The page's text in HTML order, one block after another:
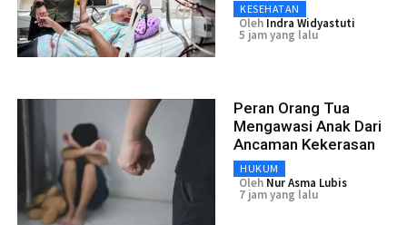
KESEHATAN
Oleh Indra Widyastuti
5 jam yang lalu
Peran Orang Tua
Mengawasi Anak Dari
Ancaman Kekerasan
HUKUM
Oleh Nur Asma Lubis
7 jam yang lalu